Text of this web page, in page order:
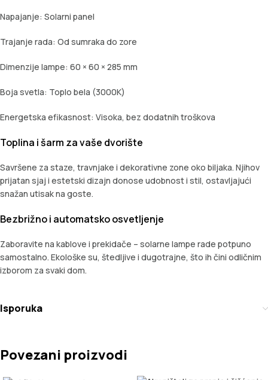
Napajanje: Solarni panel
Trajanje rada: Od sumraka do zore
Dimenzije lampe: 60 × 60 × 285 mm
Boja svetla: Toplo bela (3000K)
Energetska efikasnost: Visoka, bez dodatnih troškova
Toplina i šarm za vaše dvorište
Savršene za staze, travnjake i dekorativne zone oko biljaka. Njihov
prijatan sjaj i estetski dizajn donose udobnost i stil, ostavljajući
snažan utisak na goste.
Bezbrižno i automatsko osvetljenje
Zaboravite na kablove i prekidače – solarne lampe rade potpuno
samostalno. Ekološke su, štedljive i dugotrajne, što ih čini odličnim
izborom za svaki dom.
Isporuka
Povezani proizvodi